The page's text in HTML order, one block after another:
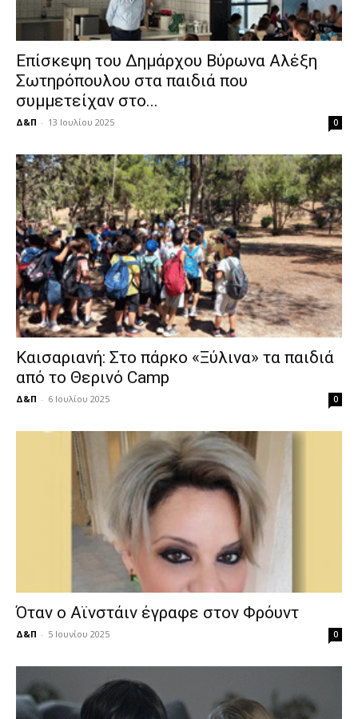
Επίσκεψη του Δημάρχου Βύρωνα Αλέξη
Σωτηρόπουλου στα παιδιά που
συμμετείχαν στο...
Δ&Π - 13 Ιουλίου 2025 0
Καισαριανή: Στο πάρκο «Ξύλινα» τα παιδιά
από το Θερινό Camp
Δ&Π - 6 Ιουλίου 2025 0
Όταν ο Αϊνστάιν έγραφε στον Φρόυντ
Δ&Π - 5 Ιουνίου 2025 0